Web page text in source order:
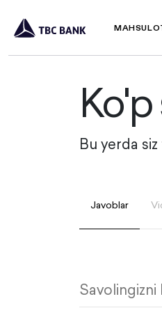
Bu yerda
Javoblar